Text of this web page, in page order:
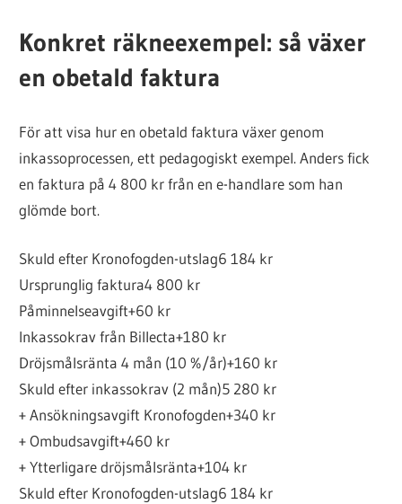
Konkret räkneexempel: så växer
en obetald faktura
För att visa hur en obetald faktura växer genom
inkassoprocessen, ett pedagogiskt exempel. Anders fick
en faktura på 4 800 kr från en e-handlare som han
glömde bort.
Skuld efter Kronofogden-utslag6 184 kr
Ursprunglig faktura4 800 kr
Påminnelseavgift+60 kr
Inkassokrav från Billecta+180 kr
Dröjsmålsränta 4 mån (10 %/år)+160 kr
Skuld efter inkassokrav (2 mån)5 280 kr
+ Ansökningsavgift Kronofogden+340 kr
+ Ombudsavgift+460 kr
+ Ytterligare dröjsmålsränta+104 kr
Skuld efter Kronofogden-utslag6 184 kr